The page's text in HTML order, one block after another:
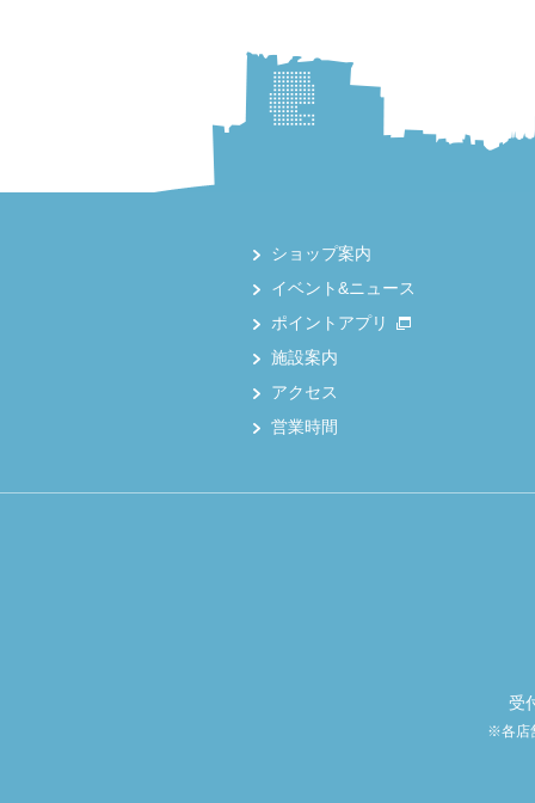
ショップ案内
イベント&ニュース
ポイントアプリ
施設案内
アクセス
営業時間
受
※各店